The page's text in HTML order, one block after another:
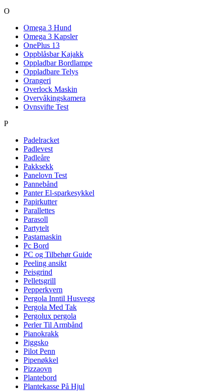
O
Omega 3 Hund
Omega 3 Kapsler
OnePlus 13
Oppblåsbar Kajakk
Oppladbar Bordlampe
Oppladbare Telys
Orangeri
Overlock Maskin
Overvåkingskamera
Ovnsvifte Test
P
Padelracket
Padlevest
Padleåre
Pakksekk
Panelovn Test
Pannebånd
Panter El-sparkesykkel
Papirkutter
Parallettes
Parasoll
Partytelt
Pastamaskin
Pc Bord
PC og Tilbehør Guide
Peeling ansikt
Peisgrind
Pelletsgrill
Pepperkvern
Pergola Inntil Husvegg
Pergola Med Tak
Pergolux pergola
Perler Til Armbånd
Pianokrakk
Piggsko
Pilot Penn
Pipenøkkel
Pizzaovn
Plantebord
Plantekasse På Hjul